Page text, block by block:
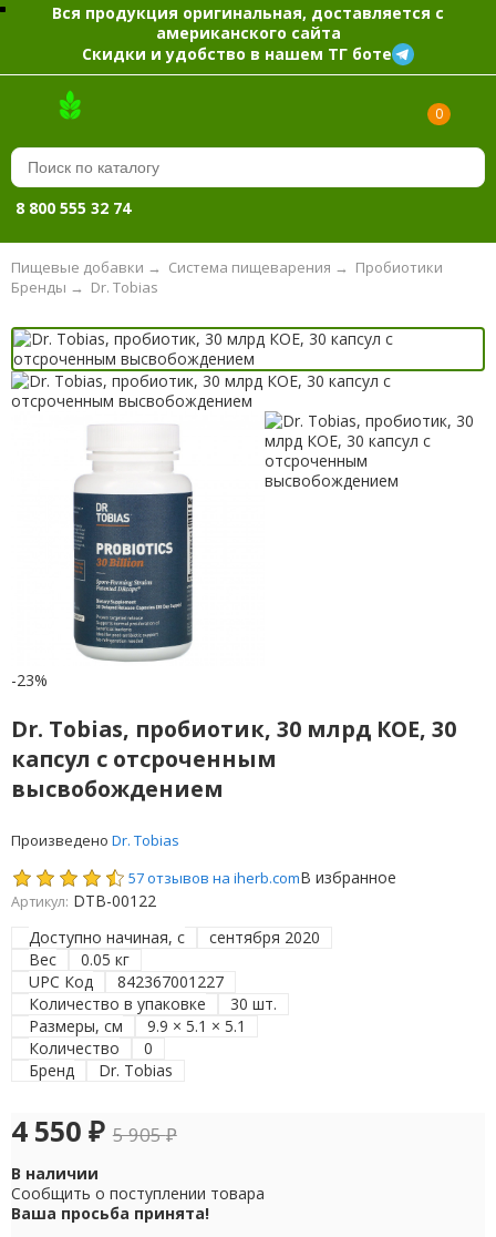
Вся продукция оригинальная, доставляется с
американского сайта
Скидки и удобство в нашем ТГ боте
0
8 800 555 32 74
Пищевые добавки → Система пищеварения → Пробиотики
Dr. Tobias
Бренды →
-23%
Dr. Tobias, пробиотик, 30 млрд КОЕ, 30
капсул с отсроченным
высвобождением
Произведено Dr. Tobias
57 отзывов на iherb.comВ избранное
Артикул: DTB-00122
Доступно начиная, с
сентября 2020
Вес
0.05 кг
UPC Код
842367001227
Количество в упаковке
30 шт.
Размеры, см
9.9 × 5.1 × 5.1
Количество
0
Бренд
Dr. Tobias
4 550 ₽ 5 905₽
В наличии
Сообщить о поступлении товара
Ваша просьба принята!